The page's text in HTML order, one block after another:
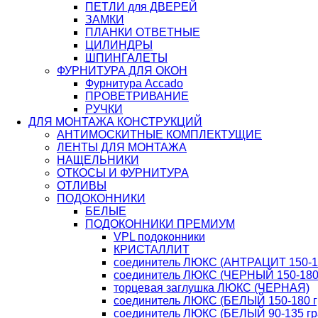
ПЕТЛИ для ДВЕРЕЙ
ЗАМКИ
ПЛАНКИ ОТВЕТНЫЕ
ЦИЛИНДРЫ
ШПИНГАЛЕТЫ
ФУРНИТУРА ДЛЯ ОКОН
Фурнитура Accado
ПРОВЕТРИВАНИЕ
РУЧКИ
ДЛЯ МОНТАЖА КОНСТРУКЦИЙ
АНТИМОСКИТНЫЕ КОМПЛЕКТУЩИЕ
ЛЕНТЫ ДЛЯ МОНТАЖА
НАЩЕЛЬНИКИ
ОТКОСЫ И ФУРНИТУРА
ОТЛИВЫ
ПОДОКОННИКИ
БЕЛЫЕ
ПОДОКОННИКИ ПРЕМИУМ
VPL подоконники
КРИСТАЛЛИТ
соединитель ЛЮКС (АНТРАЦИТ 150-
соединитель ЛЮКС (ЧЕРНЫЙ 150-180
торцевая заглушка ЛЮКС (ЧЕРНАЯ)
соединитель ЛЮКС (БЕЛЫЙ 150-180
соединитель ЛЮКС (БЕЛЫЙ 90-135